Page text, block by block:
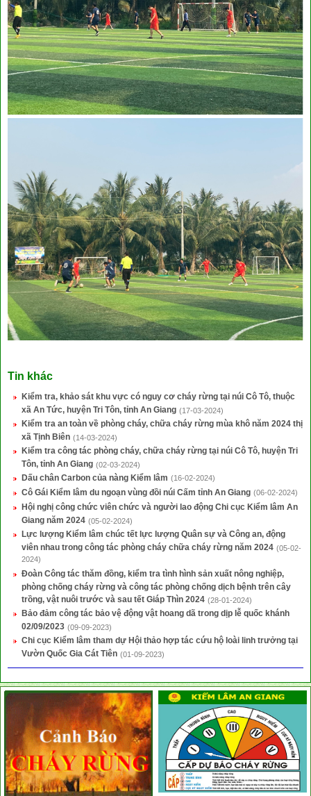
Tin khác
Kiểm tra, khảo sát khu vực có nguy cơ cháy rừng tại núi Cô Tô, thuộc
xã An Tức, huyện Tri Tôn, tỉnh An Giang (17-03-2024)
Kiểm tra an toàn về phòng cháy, chữa cháy rừng mùa khô năm 2024 thị
xã Tịnh Biên (14-03-2024)
Kiểm tra công tác phòng cháy, chữa cháy rừng tại núi Cô Tô, huyện Tri
Tôn, tỉnh An Giang (02-03-2024)
Dấu chân Carbon của nàng Kiểm lâm (16-02-2024)
Cô Gái Kiểm lâm du ngoạn vùng đồi núi Cấm tỉnh An Giang (06-02-2024)
Hội nghị công chức viên chức và người lao động Chi cục Kiểm lâm An
Giang năm 2024 (05-02-2024)
Lực lượng Kiểm lâm chúc tết lực lượng Quân sự và Công an, động
viên nhau trong công tác phòng cháy chữa cháy rừng năm 2024 (05-02-
2024)
Đoàn Công tác thăm đồng, kiểm tra tình hình sản xuất nông nghiệp,
phòng chống cháy rừng và công tác phòng chống dịch bệnh trên cây
trồng, vật nuôi trước và sau tết Giáp Thìn 2024 (28-01-2024)
Bảo đảm công tác bảo vệ động vật hoang dã trong dịp lễ quốc khánh
02/09/2023 (09-09-2023)
Chi cục Kiểm lâm tham dự Hội thảo hợp tác cứu hộ loài linh trưởng tại
Vườn Quốc Gia Cát Tiên (01-09-2023)